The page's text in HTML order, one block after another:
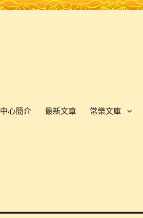
中心簡介 最新文章 常樂文庫